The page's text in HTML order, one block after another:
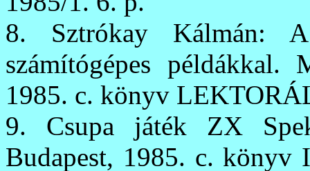
8. Sztrókay Kálmán:
számítógépes példákkal.
1985. c. könyv
9. Csupa játék ZX
Budapest, 1985. c. könyv